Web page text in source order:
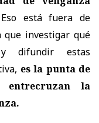
está fuera de
que investigar qué
difundir estas
es la punta de
la